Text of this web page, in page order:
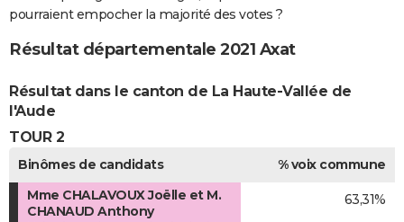
pourraient empocher la majorité des votes ?
Résultat départementale 2021 Axat
Résultat dans le canton de La Haute-Vallée de
l'Aude
TOUR 2
Binômes de candidats
% voix commune
Mme CHALAVOUX Joëlle et M.
CHANAUD Anthony
63,31%